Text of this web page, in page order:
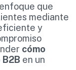
que
mediante
y
cómo
en un